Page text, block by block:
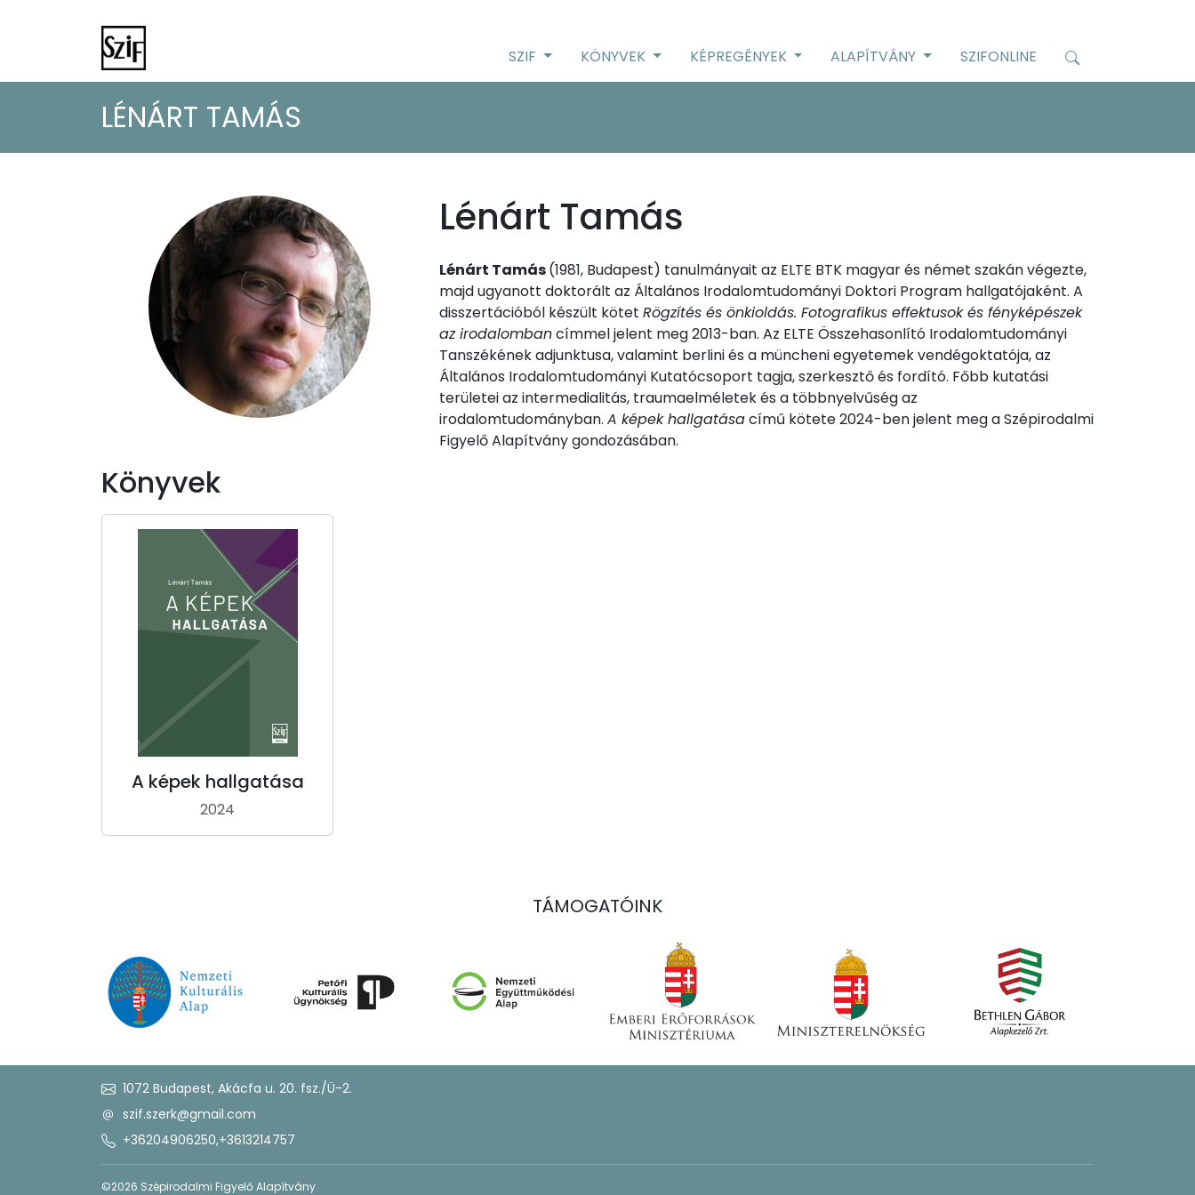
SZIF KÖNYVEK KÉPREGÉNYEK ALAPÍTVÁNY SZIFONLINE
LÉNÁRT TAMÁS
Lénárt Tamás
Lénárt Tamás(1981, Budapest) tanulmányait az ELTE BTK magyar és német szakán végezte,
majd ugyanott doktorált az Általános Irodalomtudományi Doktori Program hallgatójaként. A
disszertációból készült kötet Rögzítés és önkioldás. Fotografikus effektusok és fényképészek
az irodalombancímmel jelent meg 2013-ban. Az ELTE Összehasonlító Irodalomtudományi
Tanszékének adjunktusa, valamint berlini és a müncheni egyetemek vendégoktatója, az
Általános Irodalomtudományi Kutatócsoport tagja, szerkesztő és fordító. Főbb kutatási
területei az intermedialitás, traumaelméletek és a többnyelvűség az
irodalomtudományban. A képek hallgatásacímű kötete 2024-ben jelent meg a Szépirodalmi
Figyelő Alapítvány gondozásában.
Könyvek
A képek hallgatása
2024
TÁMOGATÓINK
1072 Budapest, Akácfa u. 20. fsz./Ü-2.
szif.szerk@gmail.com
+36204906250,+3613214757
©2026 Szépirodalmi Figyelő Alapítvány